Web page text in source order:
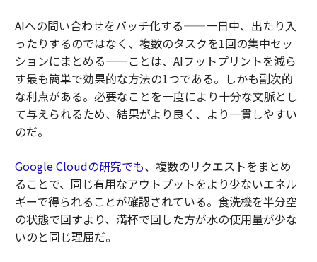
AIへの問い合わせをバッチ化する——一日中、出たり入
ったりするのではなく、複数のタスクを1回の集中セッ
ションにまとめる——ことは、AIフットプリントを減ら
す最も簡単で効果的な方法の1つである。しかも副次的
な利点がある。必要なことを一度により十分な文脈とし
て与えられるため、結果がより良く、より一貫しやすい
のだ。
Google Cloudの研究でも、複数のリクエストをまとめ
ることで、同じ有用なアウトプットをより少ないエネル
ギーで得られることが確認されている。食洗機を半分空
の状態で回すより、満杯で回した方が水の使用量が少な
いのと同じ理屈だ。